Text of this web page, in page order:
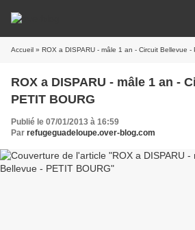
Accueil » ROX a DISPARU - mâle 1 an - Circuit Bellevue -
ROX a DISPARU - mâle 1 an -
PETIT BOURG
Publié le 07/01/2013 à 16:59
Par refugeguadeloupe.over-blog.com